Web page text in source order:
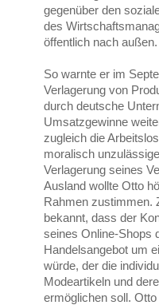
gegenüber den
des
öffentlich nach außen.
So warnte er im
Verlagerung von
durch deutsche
Umsatzgewinne
zugleich die
moralisch
Verlagerung seines
Ausland wollte Otto
Rahmen zustimmen.
bekannt, dass der
seines Online-Shops
Handelsangebot um
würde, der die
Modeartikeln und
ermöglichen soll.